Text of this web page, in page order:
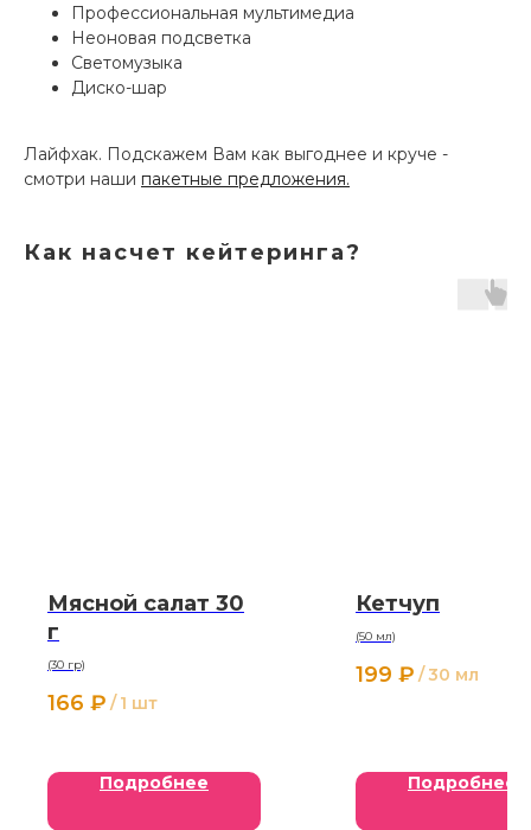
Профессиональная мультимедиа
Неоновая подсветка
Светомузыка
Диско-шар
Лайфхак. Подскажем Вам как выгоднее и круче -
смотри наши пакетные предложения.
Как насчет кейтеринга?
Мясной салат 30
г
(30 гр)
166 ₽ / 1 шт
Подробнее
Кетчуп
(50 мл)
199 ₽ /30 мл
Подробнее